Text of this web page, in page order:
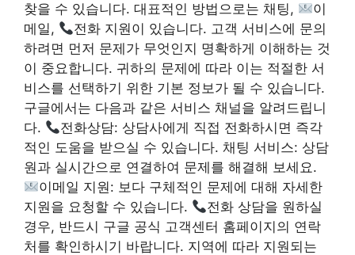
찾을 수 있습니다. 대표적인 방법으로는 채팅,
이
메일,
전화 지원이 있습니다. 고객 서비스에 문의
하려면 먼저 문제가 무엇인지 명확하게 이해하는 것
이 중요합니다. 귀하의 문제에 따라 이는 적절한 서
비스를 선택하기 위한 기본 정보가 될 수 있습니다.
구글에서는 다음과 같은 서비스 채널을 알려드립니
다.
전화상담: 상담사에게 직접 전화하시면 즉각
적인 도움을 받으실 수 있습니다. 채팅 서비스: 상담
원과 실시간으로 연결하여 문제를 해결해 보세요.
이메일 지원: 보다 구체적인 문제에 대해 자세한
지원을 요청할 수 있습니다.
전화 상담을 원하실
경우, 반드시 구글 공식 고객센터 홈페이지의 연락
처를 확인하시기 바랍니다. 지역에 따라 지원되는